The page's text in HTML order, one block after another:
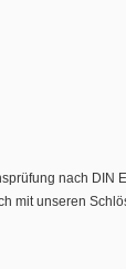
nach
mit unseren